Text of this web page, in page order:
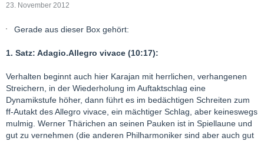
23. November 2012
Gerade aus dieser Box gehört:
1. Satz: Adagio.Allegro vivace (10:17):
Verhalten beginnt auch hier Karajan mit herrlichen, verhangenen
Streichern, in der Wiederholung im Auftaktschlag eine
Dynamikstufe höher, dann führt es im bedächtigen Schreiten zum
ff-Autakt des Allegro vivace, ein mächtiger Schlag, aber keineswegs
mulmig. Werner Thärichen an seinen Pauken ist in Spiellaune und
gut zu vernehmen (die anderen Philharmoniker sind aber auch gut